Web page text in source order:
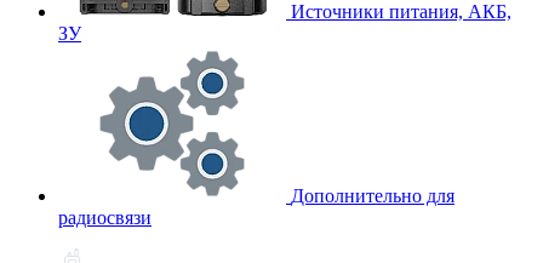
Источники питания, АКБ,
ЗУ
Дополнительно для
радиосвязи